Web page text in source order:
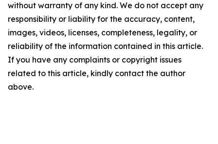
without warranty of any kind. We do not accept any
responsibility or liability for the accuracy, content,
images, videos, licenses, completeness, legality, or
reliability of the information contained in this article.
If you have any complaints or copyright issues
related to this article, kindly contact the author
above.